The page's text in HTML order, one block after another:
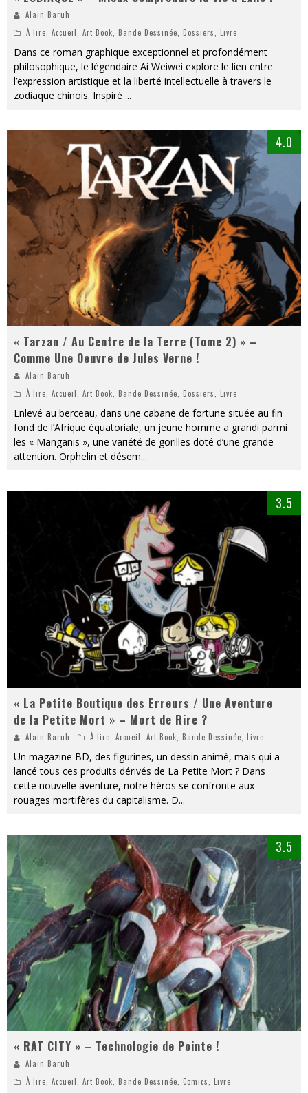
Alain Baruh
À lire Accueil Art Book Bande Dessinée Dossiers Livre
Dans ce roman graphique exceptionnel et profondément
philosophique, le légendaire Ai Weiwei explore le lien entre
l’expression artistique et la liberté intellectuelle à travers le
zodiaque chinois. Inspiré ...
4.0
« Tarzan / Au Centre de la Terre (Tome 2) » –
Comme Une Oeuvre de Jules Verne !
Alain Baruh
À lire, Accueil, Art Book, Bande Dessinée, Dossiers, Livre
Enlevé au berceau, dans une cabane de fortune située au fin
fond de l’Afrique équatoriale, un jeune homme a grandi parmi
les « Manganis », une variété de gorilles doté d’une grande
attention. Orphelin et désem...
3.5
« La Petite Boutique des Erreurs / Une Aventure
de la Petite Mort » – Mort de Rire ?
Alain Baruh À lire Accueil Art Book Bande Dessinée Livre
Un magazine BD, des figurines, un dessin animé, mais qui a
lancé tous ces produits dérivés de La Petite Mort ? Dans
cette nouvelle aventure, notre héros se confronte aux
rouages mortifères du capitalisme. D...
3.5
« RAT CITY » – Technologie de Pointe !
Alain Baruh
À lire Accueil Art Book Bande Dessinée Comics Livre